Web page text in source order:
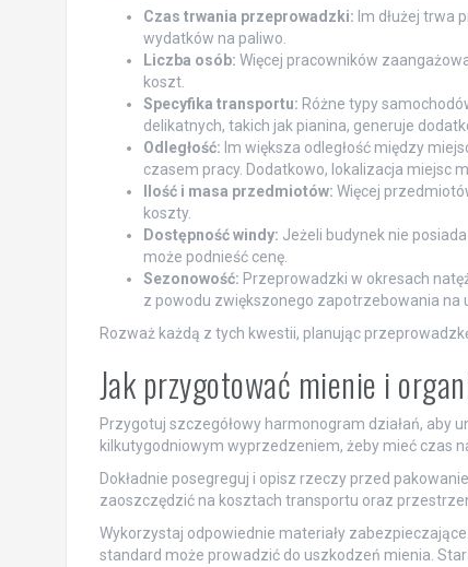
Czas trwania przeprowadzki: Im dłużej trwa
wydatków na paliwo.
Liczba osób: Więcej pracowników
koszt.
Specyfika transportu: Różne typy
delikatnych, takich jak pianina, generuje
Odległość: Im większa odległość między
czasem pracy. Dodatkowo, lokalizacja miejsc
Ilość i masa przedmiotów: Więcej
koszty.
Dostępność windy: Jeżeli budynek nie
może podnieść cenę.
Sezonowość: Przeprowadzki w okresach
z powodu zwiększonego zapotrzebowania na
Rozważ każdą z tych kwestii, planując
Jak przygotować mienie i
Przygotuj szczegółowy harmonogram działań, aby
kilkutygodniowym wyprzedzeniem, żeby mieć czas
Dokładnie posegreguj i opisz rzeczy przed
zaoszczędzić na kosztach transportu oraz
Wykorzystaj odpowiednie materiały
standard może prowadzić do uszkodzeń mienia.